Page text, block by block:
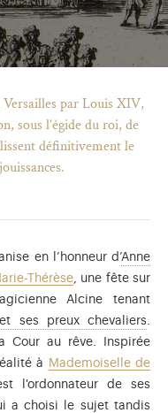
un nouvel onglet)
Versailles par Louis XIV,
sous l’égide du roi, de
définitivement le
en l’honneur d’Anne
infante d’Espagne,
Thérèse, une fête sur
Alcine tenant
ses preux chevaliers.
Cour au rêve. Inspirée
dit L’Arioste, poète
à
Mademoiselle de
l'ordonnateur de ses
a choisi le sujet tandis